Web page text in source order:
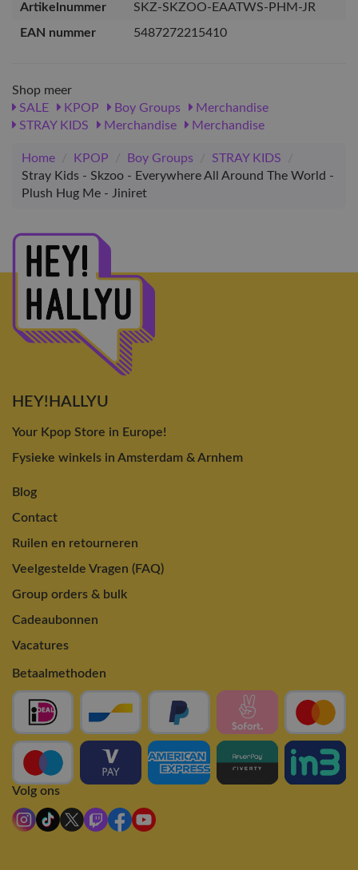
Artikelnummer
SKZ-SKZOO-EAATWS-PHM-JR
EAN nummer
5487272215410
Shop meer
SALE
KPOP Boy Groups
Merchandise
STRAY KIDS
Merchandise Merchandise
Home / KPOP / Boy Groups / STRAY KIDS
/
Stray Kids - Skzoo - Everywhere All Around The World -
Plush Hug Me - Jiniret
HEY!HALLYU
Your Kpop Store in Europe!
Fysieke winkels in Amsterdam & Arnhem
Blog
Contact
Ruilen en retourneren
Veelgestelde Vragen (FAQ)
Group orders & bulk
Cadeaubonnen
Vacatures
Betaalmethoden
Volg ons